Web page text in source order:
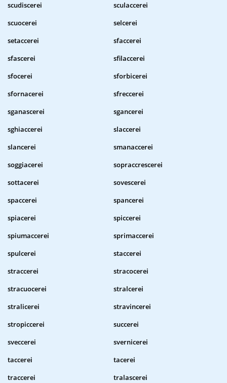
scudiscerei
sculaccerei
scuocerei
selcerei
setaccerei
sfaccerei
sfascerei
sfilaccerei
sfocerei
sforbicerei
sfornacerei
sfreccerei
sganascerei
sgancerei
sghiaccerei
slaccerei
slancerei
smanaccerei
soggiacerei
sopraccrescerei
sottacerei
sovescerei
spaccerei
spancerei
spiacerei
spiccerei
spiumaccerei
sprimaccerei
spulcerei
staccerei
straccerei
stracocerei
stracuocerei
stralcerei
stralicerei
stravincerei
stropiccerei
succerei
sveccerei
svernicerei
taccerei
tacerei
traccerei
tralascerei